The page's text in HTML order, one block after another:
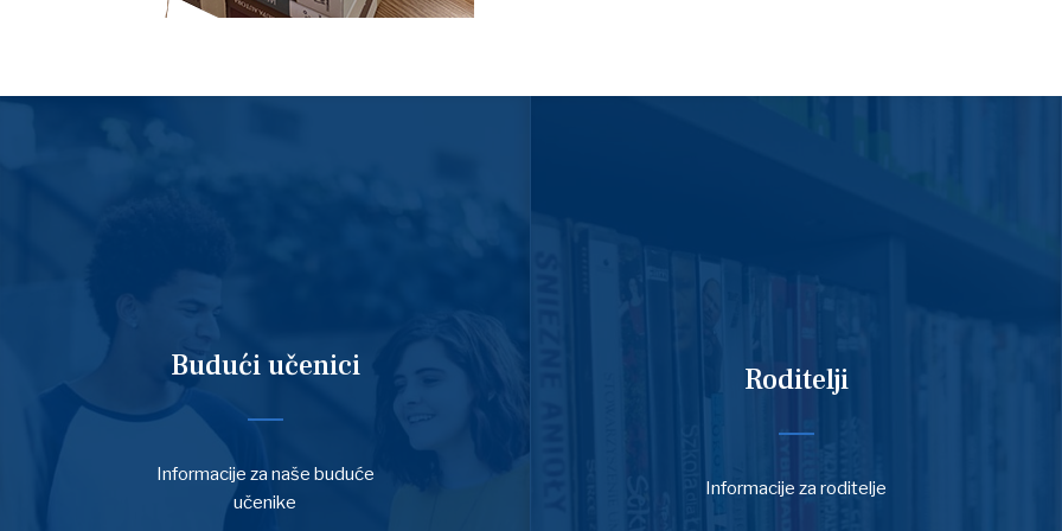
Budući učenici
Informacije za naše buduće
učenike
Roditelji
Informacije za roditelje